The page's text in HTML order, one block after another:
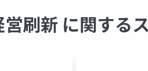
刷新 に関する